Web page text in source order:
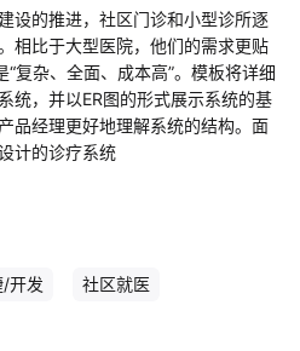
设的推进，社区门诊和小型诊所逐
相比于大型医院，他们的需求更贴
“复杂、全面、成本高”。模板将详细
统，并以ER图的形式展示系统的基
品经理更好地理解系统的结构。面
计的诊疗系统
开发 社区就医